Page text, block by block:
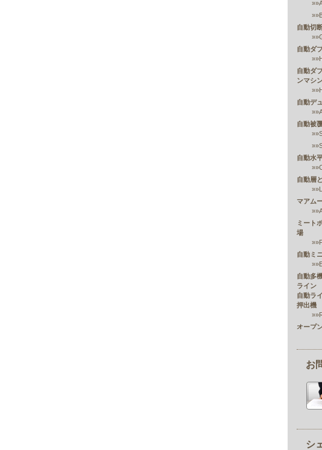
»»
»»
自動切
»»
自動ダ
»»
自動ダ
ンマシ
»»
自動デ
»»
自動被
»»
»»
自動水
»»
自動層
»»
マアム
»»
ミート
場
»»
自動ミ
»»
自動多
ライン
自動ラ
押出機
»»
オープ
自動春
»»
イーグ
»»
食品加
»»
お
シ